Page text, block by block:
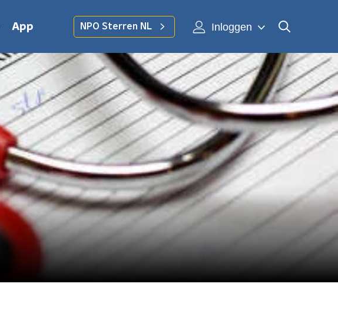
App NPO Sterren NL Inloggen